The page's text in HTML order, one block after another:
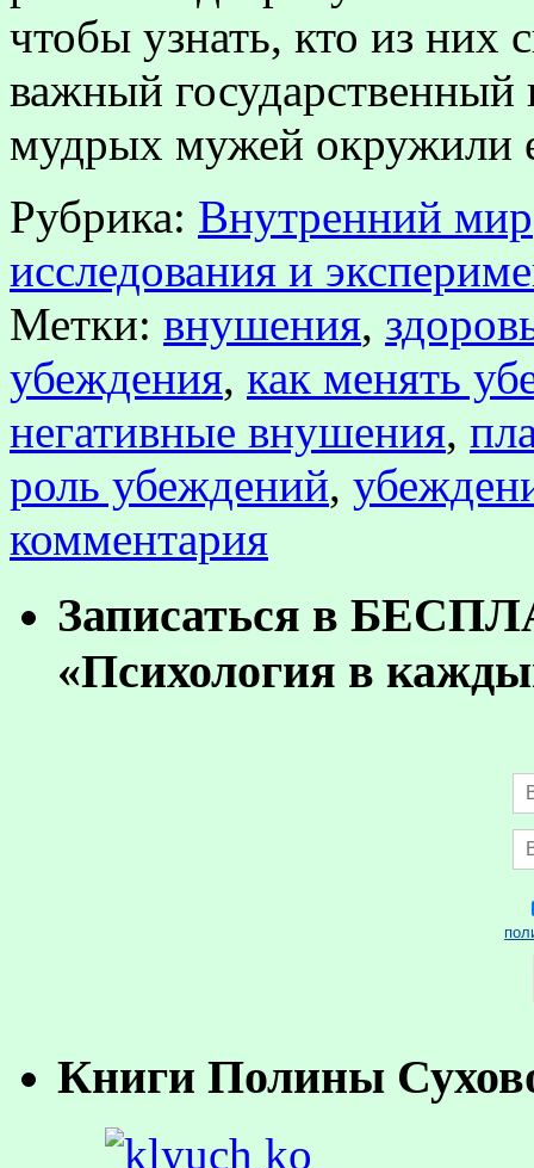
чтобы узнать, кто из них
важный
мудрых мужей
Рубрика: Внутренний мир
исследования и
Метки: внушения,
убеждения, как менять
негативные внушения,
роль убеждений,
комментария
Записаться в
«Психология в
Книги Полины